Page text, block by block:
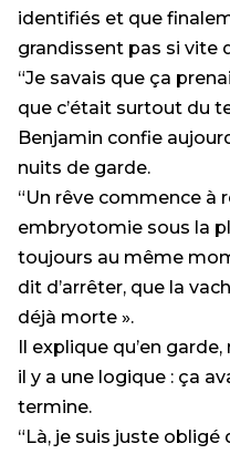
identifiés et que
grandissent pas si vite
“Je savais que ça
que c’était surtout du
Benjamin confie
nuits de garde.
“Un rêve commence à
embryotomie sous la
toujours au même
dit d’arrêter, que la
déjà morte ».
Il explique qu’en
il y a une logique : ça
termine.
“Là, je suis juste obligé